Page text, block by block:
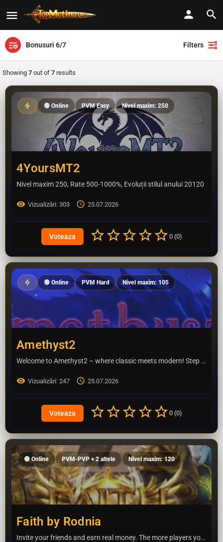
Bonusuri 6/7 Filters
Showing 7 out of 7 results
4YoursMT2
Nivel maxim 250, Rate 500-1000%, Evoluții stilul anului 20120
Vizualizări: 303 25.07.2026
🟢 Online PVM Easy Nivel maxim: 250
0 (0)
Amethyst2
Welcome to Amethyst2 – where classic meets modern! Step into a world that perfectly blends the nostalgic…
Vizualizări: 247 25.07.2026
🟢 Online PVM Hard Nivel maxim: 105
0 (0)
Faith by Rodnia
Invite your friends and earn real money. The more players you bring in, the more you earn. Top promoters get…
🟢 Online PVM-PVP + 2 altele Nivel maxim: 120